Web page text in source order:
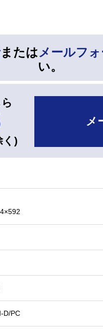
またはメールフ
い。
く)
メ
D/PC